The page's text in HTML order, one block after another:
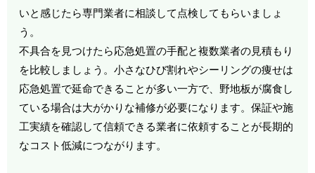
いと感じたら専門業者に相談して点検してもらいましょ
う。
不具合を見つけたら応急処置の手配と複数業者の見積もり
を比較しましょう。小さなひび割れやシーリングの痩せは
応急処置で延命できることが多い一方で、野地板が腐食し
ている場合は大がかりな補修が必要になります。保証や施
工実績を確認して信頼できる業者に依頼することが長期的
なコスト低減につながります。